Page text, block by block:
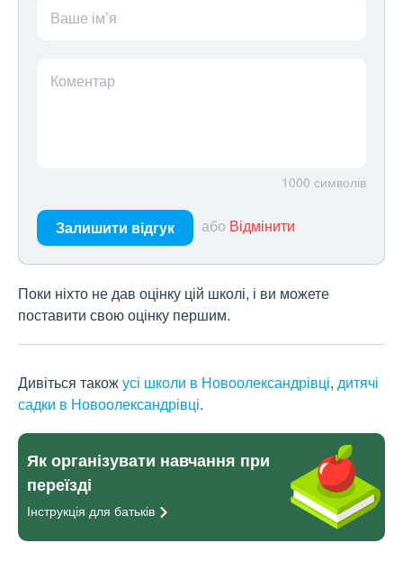
Ваше ім’я
Коментар
1000 символів
Залишити відгук або Відмінити
Поки ніхто не дав оцінку цій школі, і ви можете
поставити свою оцінку першим.
Дивіться такожусі школи в Новоолександрівці, дитячі
садки в Новоолександрівці.
Як організувати навчання при
переїзді
Інструкція для батьків